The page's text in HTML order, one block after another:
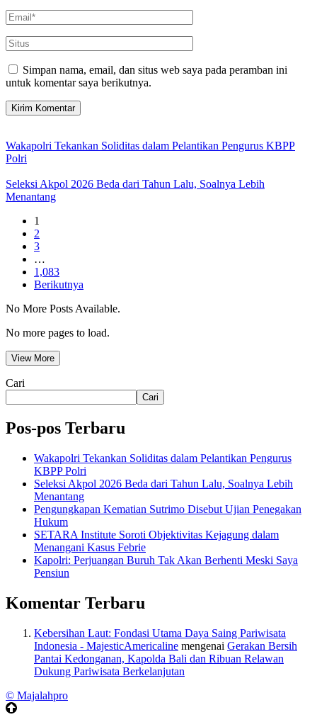
Simpan nama, email, dan situs web saya pada peramban ini
untuk komentar saya berikutnya.
Wakapolri Tekankan Soliditas dalam Pelantikan Pengurus KBPP
Polri
Seleksi Akpol 2026 Beda dari Tahun Lalu, Soalnya Lebih
Menantang
1
2
3
…
1,083
Berikutnya
No More Posts Available.
No more pages to load.
View More
Cari
Cari
Pos-pos Terbaru
Wakapolri Tekankan Soliditas dalam Pelantikan Pengurus
KBPP Polri
Seleksi Akpol 2026 Beda dari Tahun Lalu, Soalnya Lebih
Menantang
Pengungkapan Kematian Sutrimo Disebut Ujian Penegakan
Hukum
SETARA Institute Soroti Objektivitas Kejagung dalam
Menangani Kasus Febrie
Kapolri: Perjuangan Buruh Tak Akan Berhenti Meski Saya
Pensiun
Komentar Terbaru
Kebersihan Laut: Fondasi Utama Daya Saing Pariwisata
Indonesia - MajesticAmericaline mengenai Gerakan Bersih
Pantai Kedonganan, Kapolda Bali dan Ribuan Relawan
Dukung Pariwisata Berkelanjutan
© Majalahpro